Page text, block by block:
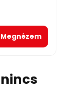
Megnézem